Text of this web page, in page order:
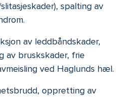
spalting av
av leddbåndskader,
av bruskskader, frie
ved Haglunds hæl.
oppretting av